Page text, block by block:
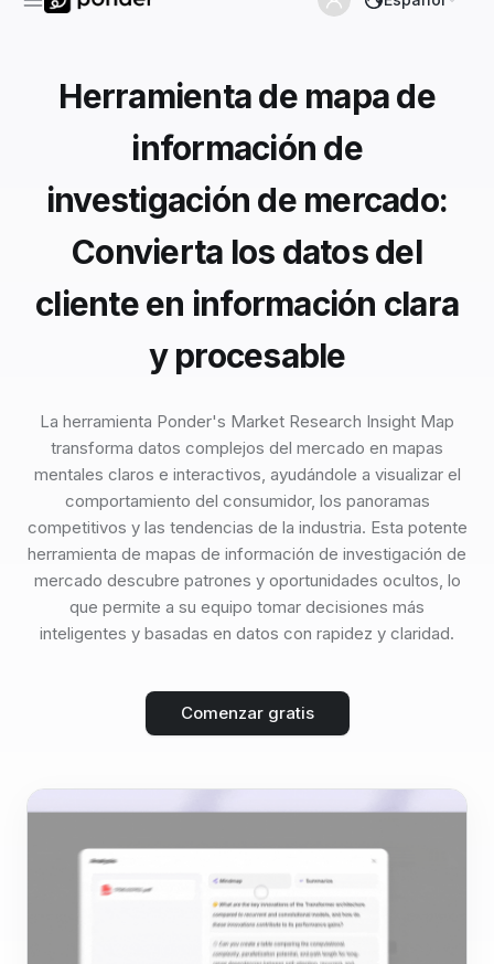
Herramienta de mapa de
información de
investigación de mercado:
Convierta los datos del
cliente en información clara
y procesable
La herramienta Ponder's Market Research Insight Map
transforma datos complejos del mercado en mapas
mentales claros e interactivos, ayudándole a visualizar el
comportamiento del consumidor, los panoramas
competitivos y las tendencias de la industria. Esta potente
herramienta de mapas de información de investigación de
mercado descubre patrones y oportunidades ocultos, lo
que permite a su equipo tomar decisiones más
inteligentes y basadas en datos con rapidez y claridad.
Comenzar gratis